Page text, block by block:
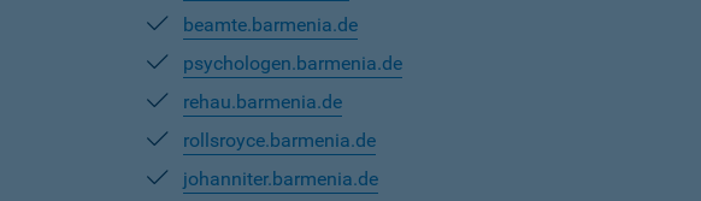
beamte.barmenia.de
psychologen.barmenia.de
rehau.barmenia.de
rollsroyce.barmenia.de
johanniter.barmenia.de